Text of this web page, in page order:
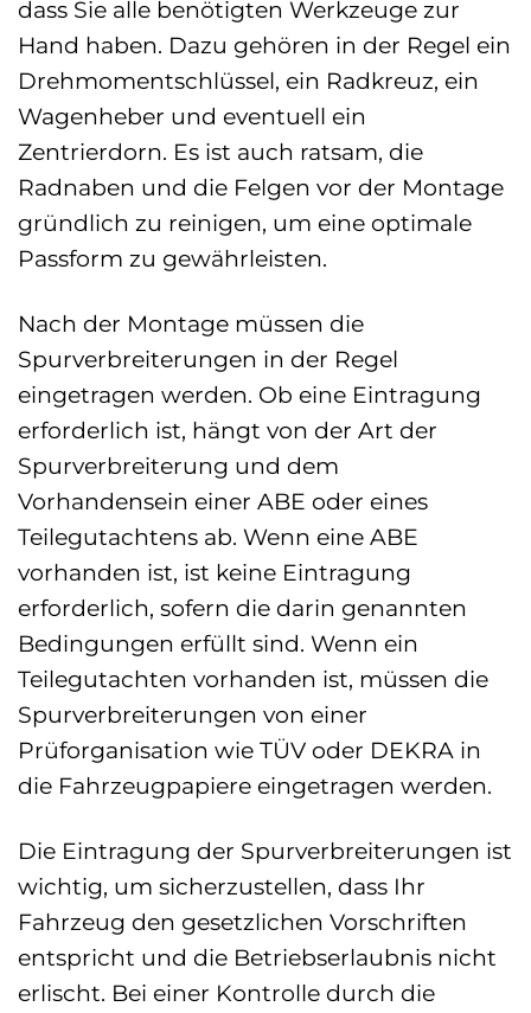
dass Sie alle benötigten Werkzeuge zur
Hand haben. Dazu gehören in der Regel ein
Drehmomentschlüssel, ein Radkreuz, ein
Wagenheber und eventuell ein
Zentrierdorn. Es ist auch ratsam, die
Radnaben und die Felgen vor der Montage
gründlich zu reinigen, um eine optimale
Passform zu gewährleisten.
Nach der Montage müssen die
Spurverbreiterungen in der Regel
eingetragen werden. Ob eine Eintragung
erforderlich ist, hängt von der Art der
Spurverbreiterung und dem
Vorhandensein einer ABE oder eines
Teilegutachtens ab. Wenn eine ABE
vorhanden ist, ist keine Eintragung
erforderlich, sofern die darin genannten
Bedingungen erfüllt sind. Wenn ein
Teilegutachten vorhanden ist, müssen die
Spurverbreiterungen von einer
Prüforganisation wie TÜV oder DEKRA in
die Fahrzeugpapiere eingetragen werden.
Die Eintragung der Spurverbreiterungen ist
wichtig, um sicherzustellen, dass Ihr
Fahrzeug den gesetzlichen Vorschriften
entspricht und die Betriebserlaubnis nicht
erlischt. Bei einer Kontrolle durch die